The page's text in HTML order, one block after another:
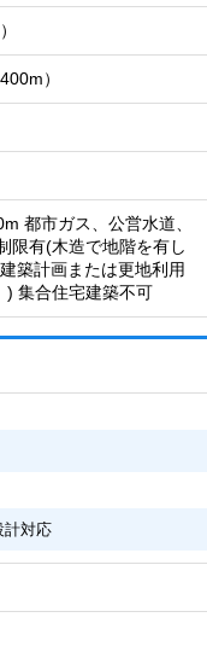
）
都市ガス、公営水道、
限有(木造で地階を有し
築計画または更地利用
) 集合住宅建築不可
計対応